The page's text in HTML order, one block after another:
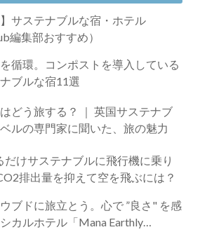
】サステナブルな宿・ホテル
編集部おすすめ）
循環。コンポストを導入している
ブルな宿11選
する？ ｜ 英国サステナブ
ルの専門家に聞いた、旅の魅力
だけサステナブルに飛行機に乗り
排出量を抑えて空を飛ぶには？
ブドに旅立とう。心で ”良さ" を感
カルホテル「Mana Earthly